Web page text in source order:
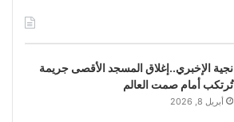
نجية الإخبري..إغلاق المسجد الأقصى جريمة
تُرتكب أمام صمت العالم
أبريل 8, 2026